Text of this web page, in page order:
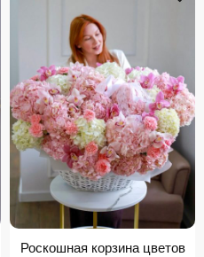
Роскошная корзина цветов